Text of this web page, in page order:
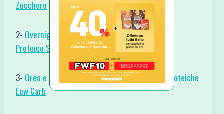
Zucchero
2- Overnight Oats con Chia e Frutti Rossi Vegan
Proteico Senza Cottura
3- Oreo e Cocco Cheesecake Barrette Gelato Proteiche
Low Carb